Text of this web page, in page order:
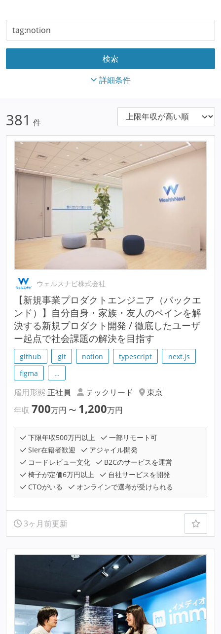
詳細条件
381 件
ウェルスナビ株式会社
【新規事業プロダクトエンジニア（バックエ
ンド）】自分自身・家族・友人のペインを解
決する新規プロダクト開発 / 徹底したユーザ
ー起点で社会課題の解決を目指す
github git notion typescript
next.js
figma
…
雇用形態 正社員 テックリード
東京
年収 700万円 〜 1,200万円
下限年収500万円以上
一部リモート可
SIer在籍者歓迎
アジャイル開発
コードレビュー文化
B2Cのサービスを運営
椅子が定価6万円以上
自社サービスを開発
CTOがいる
オンラインで選考が受けられる
3ヶ月前更新